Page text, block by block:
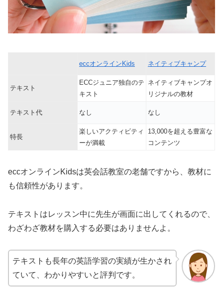
eccオンラインKids ネイティブキャンプ
テキスト
ECCジュニア独自のテ
キスト
ネイティブキャンプオ
リジナルの教材
テキスト代 なし なし
特長
楽しいアクティビティ
ーが満載
13,000を超える豊富な
コンテンツ
eccオンラインKidsは英会話教室の老舗ですから、教材に
も信頼性があります。
テキストはレッスン中に先生が画面に出してくれるので、
わざわざ教材を購入する必要はありませんよ。
テキストも長年の英語学習の実績が生かされ
ていて、わかりやすいと評判です。